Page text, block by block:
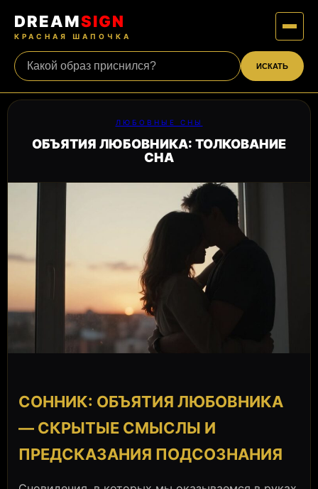
DREAMSIGN
КРАСНАЯ ШАПОЧКА
ИСКАТЬ
ЛЮБОВНЫЕ СНЫ
ОБЪЯТИЯ ЛЮБОВНИКА: ТОЛКОВАНИЕ
СНА
СОННИК: ОБЪЯТИЯ ЛЮБОВНИКА
— СКРЫТЫЕ СМЫСЛЫ И
ПРЕДСКАЗАНИЯ ПОДСОЗНАНИЯ